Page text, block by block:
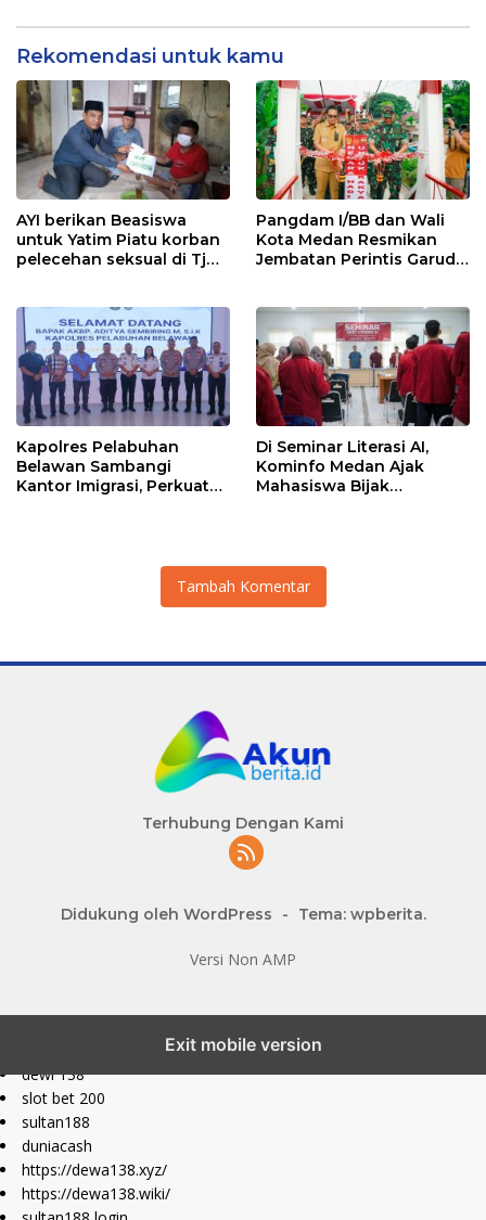
Rekomendasi untuk kamu
AYI berikan Beasiswa
untuk Yatim Piatu korban
pelecehan seksual di Tj
Pangdam I/BB dan Wali
Kota Medan Resmikan
Jembatan Perintis Garuda,
Maimun
Kapolres Pelabuhan
Belawan Sambangi
Kantor Imigrasi, Perkuat
Di Seminar Literasi AI,
Kominfo Medan Ajak
Mahasiswa Bijak
Tambah Komentar
Terhubung Dengan Kami
Didukung oleh WordPress - Tema: wpberita.
Versi Non AMP
Exit mobile version
dewi 138
slot bet 200
sultan188
duniacash
https://dewa138.xyz/
https://dewa138.wiki/